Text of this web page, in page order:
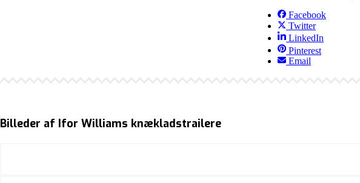
Facebook
Twitter
LinkedIn
Pinterest
Email
Billeder af Ifor Williams knækladstrailere